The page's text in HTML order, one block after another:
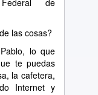
de
las cosas?
lo que
te puedas
la cafetera,
Internet y